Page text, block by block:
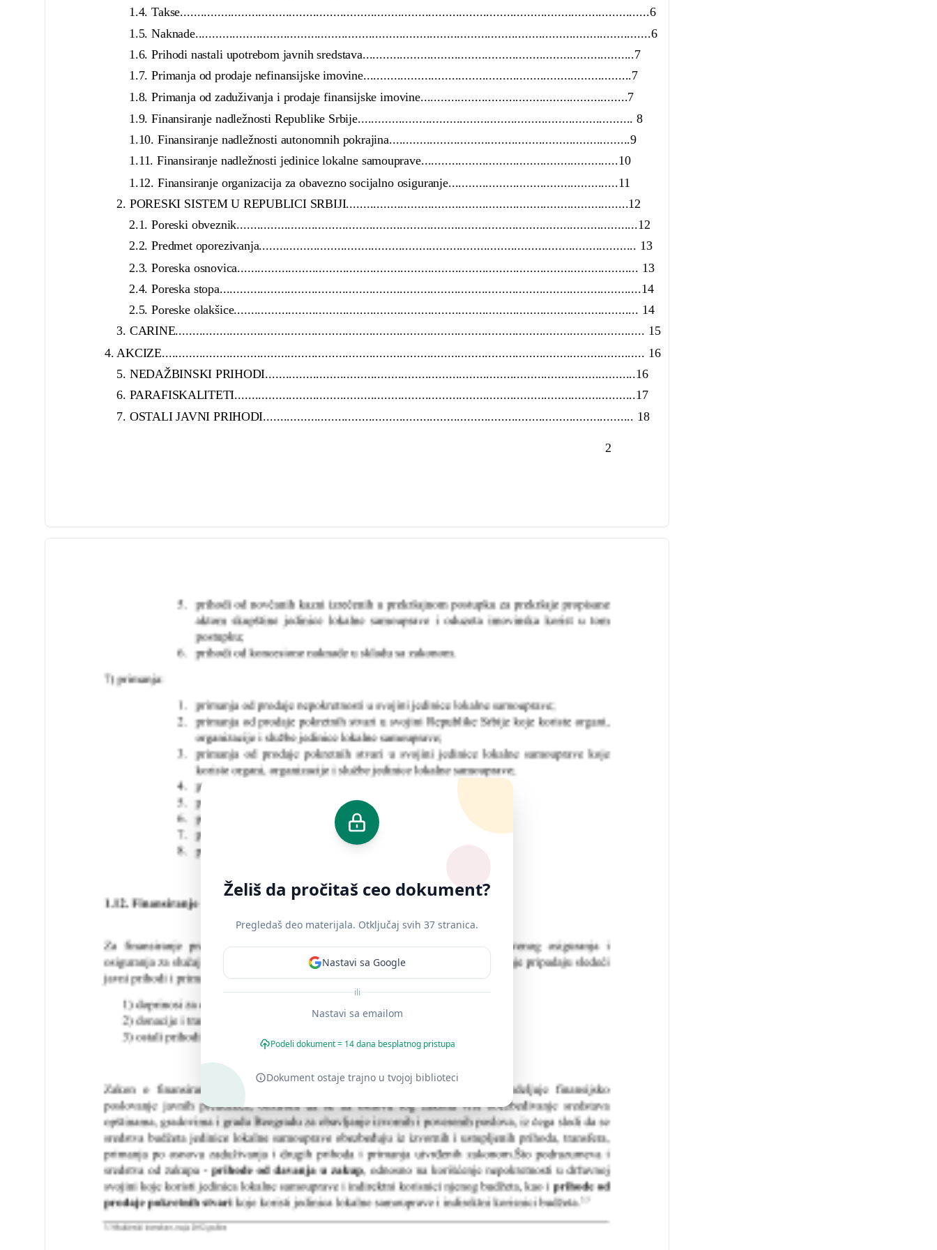
1.4. Takse..........................................................................................................................................6
1.5. Naknade......................................................................................................................................6
1.6. Prihodi nastali upotrebom javnih sredstava................................................................................7
1.7. Primanja od prodaje nefinansijske imovine...............................................................................7
1.8. Primanja od zaduživanja i prodaje finansijske imovine.............................................................7
1.9. Finansiranje nadležnosti Republike Srbije................................................................................. 8
1.10. Finansiranje nadležnosti autonomnih pokrajina.......................................................................9
1.11. Finansiranje nadležnosti jedinice lokalne samouprave..........................................................10
1.12. Finansiranje organizacija za obavezno socijalno osiguranje..................................................11
2. PORESKI SISTEM U REPUBLICI SRBIJI...................................................................................12
2.1. Poreski obveznik......................................................................................................................12
2.2. Predmet oporezivanja............................................................................................................... 13
2.3. Poreska osnovica...................................................................................................................... 13
2.4. Poreska stopa............................................................................................................................14
2.5. Poreske olakšice....................................................................................................................... 14
3. CARINE.......................................................................................................................................... 15
4. AKCIZE.............................................................................................................................................. 16
5. NEDAŽBINSKI PRIHODI.............................................................................................................16
6. PARAFISKALITETI......................................................................................................................17
7. OSTALI JAVNI PRIHODI............................................................................................................. 18
2
Želiš da pročitaš ceo dokument?
Pregledaš deo materijala. Otključaj svih 37 stranica.
Nastavi sa Google
ili
Nastavi sa emailom
Podeli dokument = 14 dana besplatnog pristupa
Dokument ostaje trajno u tvojoj biblioteci